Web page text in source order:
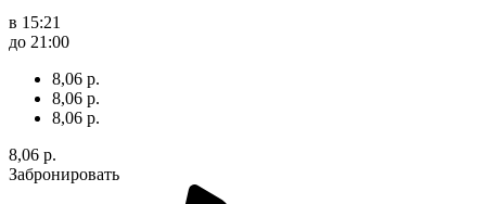
в 15:21
до 21:00
8,06 р.
8,06 р.
8,06 р.
8,06 р.
Забронировать